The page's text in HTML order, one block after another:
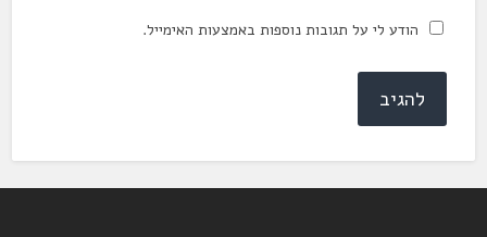
הודע לי על תגובות נוספות באמצעות האימייל.